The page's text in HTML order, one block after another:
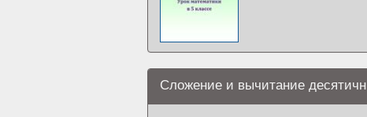
Сложение и вычитание